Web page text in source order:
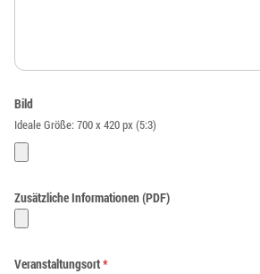
Bild
Ideale Größe: 700 x 420 px (5:3)
Zusätzliche Informationen (PDF)
Veranstaltungsort*